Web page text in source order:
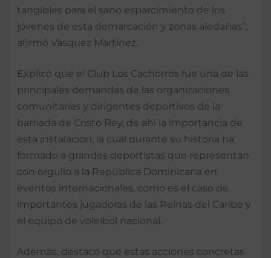
tangibles para el sano esparcimiento de los
jóvenes de esta demarcación y zonas aledañas”,
afirmó Vásquez Martínez.
Explicó que el Club Los Cachorros fue una de las
principales demandas de las organizaciones
comunitarias y dirigentes deportivos de la
barriada de Cristo Rey, de ahí la importancia de
esta instalación, la cual durante su historia ha
formado a grandes deportistas que representan
con orgullo a la República Dominicana en
eventos internacionales, como es el caso de
importantes jugadoras de las Reinas del Caribe y
el equipo de voleibol nacional.
Además, destacó que estas acciones concretas